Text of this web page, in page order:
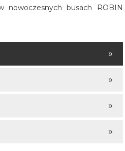
nowoczesnych busach ROBIN